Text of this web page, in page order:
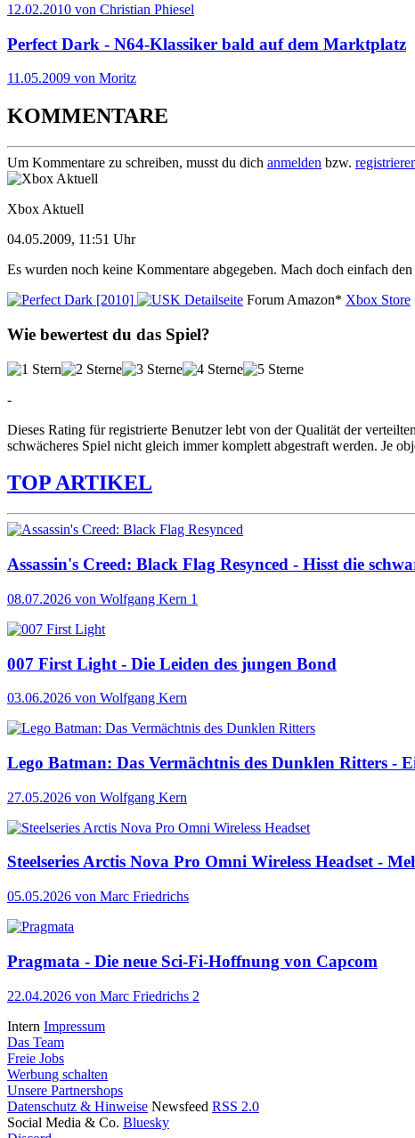
12.02.2010 von Christian Phiesel
Perfect Dark - N64-Klassiker bald auf dem Marktplatz
11.05.2009 von Moritz
KOMMENTARE
Um Kommentare zu schreiben, musst du dich anmelden bzw.
Xbox Aktuell
04.05.2009, 11:51 Uhr
Es wurden noch keine Kommentare abgegeben. Mach doch einfach
Detailseite Forum Amazon* Xbox Store
Wie bewertest du das Spiel?
-
Dieses Rating für registrierte Benutzer lebt von der Qualität der
schwächeres Spiel nicht gleich immer komplett abgestraft werden. Je
TOP ARTIKEL
Assassin's Creed: Black Flag Resynced - Hisst die
08.07.2026 von Wolfgang Kern 1
007 First Light - Die Leiden des jungen Bond
03.06.2026 von Wolfgang Kern
Lego Batman: Das Vermächtnis des Dunklen Ritters -
27.05.2026 von Wolfgang Kern
Steelseries Arctis Nova Pro Omni Wireless Headset -
05.05.2026 von Marc Friedrichs
Pragmata - Die neue Sci-Fi-Hoffnung von Capcom
22.04.2026 von Marc Friedrichs 2
Intern Impressum
Das Team
Freie Jobs
Werbung schalten
Unsere Partnershops
Datenschutz & Hinweise Newsfeed RSS 2.0
Social Media & Co. Bluesky